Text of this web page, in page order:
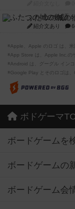
ふたつの城の
紹介文あり
※Apple、Apple のロゴ は、米
※App Store は、Apple Inc.の
※Android は、グーグル イン
※Google Play とそのロゴは
ボドゲーマ
ボードゲームを
ボードゲームの
ボードゲーム会